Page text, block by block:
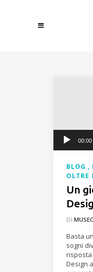
00:00
BLOG
OLTRE
Un
DI
Basta
sogni
risposta
Design